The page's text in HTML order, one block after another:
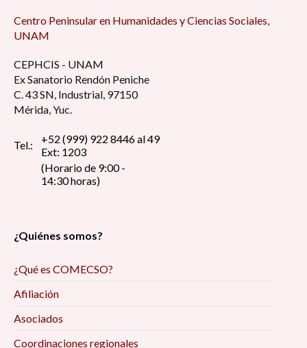
Centro Peninsular en Humanidades y Ciencias Sociales,
UNAM
CEPHCIS - UNAM
Ex Sanatorio Rendón Peniche
C. 43 SN, Industrial, 97150
Mérida, Yuc.
Tel.:
+52 (999) 922 8446 al 49
Ext: 1203
(Horario de 9:00 -
14:30 horas)
¿Quiénes somos?
¿Qué es COMECSO?
Afiliación
Asociados
Coordinaciones regionales